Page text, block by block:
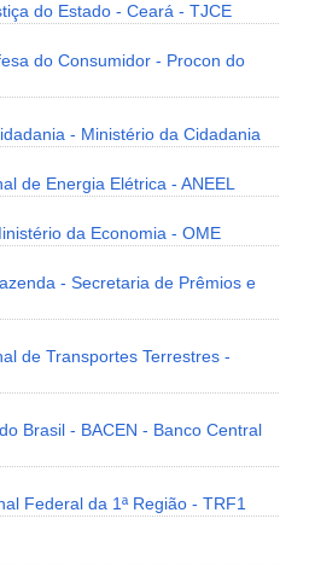
do Estado - Ceará - TJCE
do Consumidor - Procon do
- Ministério da Cidadania
de Energia Elétrica - ANEEL
da Economia - OME
- Secretaria de Prêmios e
de Transportes Terrestres -
Brasil - BACEN - Banco Central
Federal da 1ª Região - TRF1